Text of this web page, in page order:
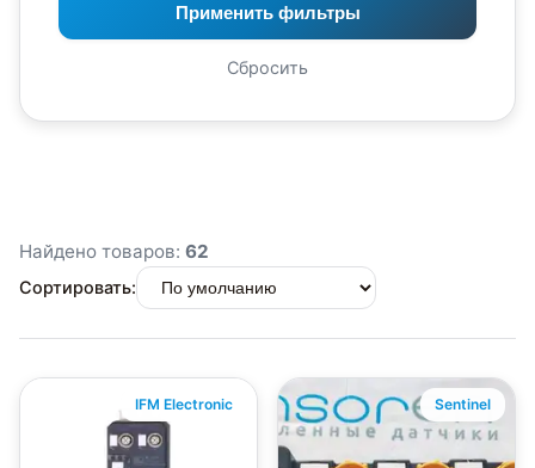
Применить фильтры
Сбросить
Найдено товаров: 62
Сортировать:
IFM Electronic Sentinel